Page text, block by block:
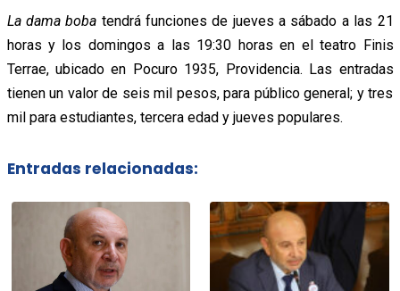
La dama boba tendrá funciones de jueves a sábado a las 21
horas y los domingos a las 19:30 horas en el teatro Finis
Terrae, ubicado en Pocuro 1935, Providencia. Las entradas
tienen un valor de seis mil pesos, para público general; y tres
mil para estudiantes, tercera edad y jueves populares.
Entradas relacionadas: